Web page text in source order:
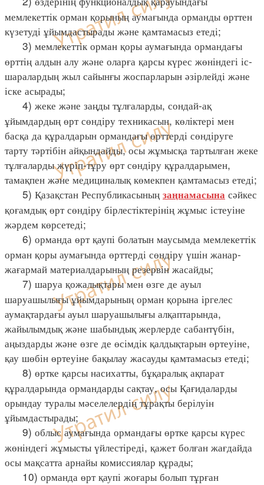
мемлекеттік орман қорының аумағында орманды өрттен
күзетуді ұйымдастырады және қамтамасыз етеді;
3) мемлекеттік орман қоры аумағында ормандағы
өрттің алдын алу және оларға қарсы күрес жөніндегі іс-
шаралардың жыл сайынғы жоспарларын әзірлейді және
іске асырады;
4) жеке және заңды тұлғаларды, сондай-ақ
ұйымдардың өрт сөндіру техникасын, көліктері мен
басқа да құралдарын ормандағы өрттерді сөндіруге
тарту тәртібін айқындайды, осы жұмысқа тартылған жеке
тұлғаларды жүріп-тұру өрт сөндіру құралдарымен,
тамақпен және медициналық көмекпен қамтамасыз етеді;
5) Қазақстан Республикасының заңнамасына сәйкес
қоғамдық өрт сөндіру бірлестіктерінің жұмыс істеуіне
жәрдем көрсетеді;
6) орманда өрт қаупі болатын маусымда мемлекеттік
орман қоры аумағында өрттерді сөндіру үшін жанар-
жағармай материалдарының резервін жасайды;
7) шаруа қожалықтары мен өзге де ауыл
шаруашылығы ұйымдарының орман қорына іргелес
аумақтардағы ауыл шаруашылығы алқаптарында,
жайылымдық және шабындық жерлерде сабантүбін,
аңыздарды және өзге де өсімдік қалдықтарын өртеуіне,
қау шөбін өртеуіне бақылау жасауды қамтамасыз етеді;
8) өртке қарсы насихатты, бұқаралық ақпарат
құралдарында ормандарды сақтау, осы Қағидаларды
орындау туралы мәселелердің тұрақты берілуін
ұйымдастырады;
9) облыс аумағында ормандағы өртке қарсы күрес
жөніндегі жұмысты үйлестіреді, қажет болған жағдайда
осы мақсатта арнайы комиссиялар құрады;
10) орманда өрт қаупі жоғары болып тұрған